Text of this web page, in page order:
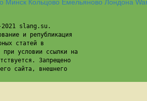
Минск Кольцово Емельяново Лондона
2021 slang.su.
и републикация
статей в
при условии ссылки на
Запрещено
сайта, внешнего